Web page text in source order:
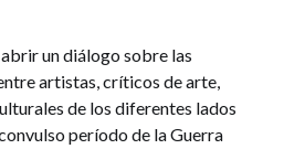
un diálogo sobre las
artistas, críticos de arte,
de los diferentes lados
período de la Guerra